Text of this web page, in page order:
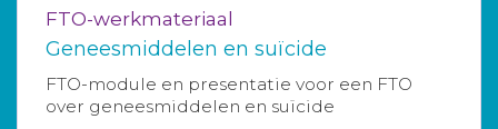
FTO-werkmateriaal
Geneesmiddelen en suïcide
FTO-module en presentatie voor een FTO
over geneesmiddelen en suïcide